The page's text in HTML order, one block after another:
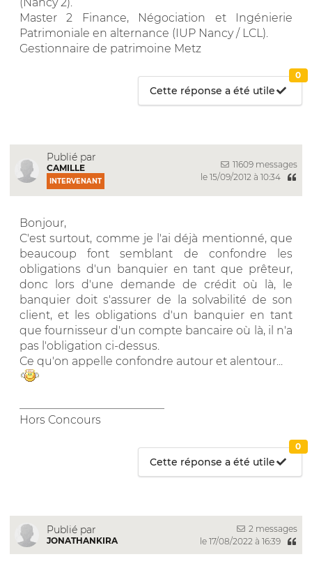
(Nancy 2).
Master 2 Finance, Négociation et Ingénierie
Patrimoniale en alternance (IUP Nancy / LCL).
Gestionnaire de patrimoine Metz
Cette réponse a été utile
0
Publié par
CAMILLE
INTERVENANT
11609 messages
le 15/09/2012 à 10:34
Bonjour,
C'est surtout, comme je l'ai déjà mentionné, que
beaucoup font semblant de confondre les
obligations d'un banquier en tant que prêteur,
donc lors d'une demande de crédit où là, le
banquier doit s'assurer de la solvabilité de son
client, et les obligations d'un banquier en tant
que fournisseur d'un compte bancaire où là, il n'a
pas l'obligation ci-dessus.
Ce qu'on appelle confondre autour et alentour...
Hors Concours
Cette réponse a été utile
0
Publié par
JONATHANKIRA
2 messages
le 17/08/2022 à 16:39